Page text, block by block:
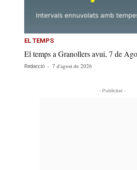
EL TEMPS
El temps a Granollers avui, 7 de
Redacció - 7 d'agost de 2026
- Publicitat -